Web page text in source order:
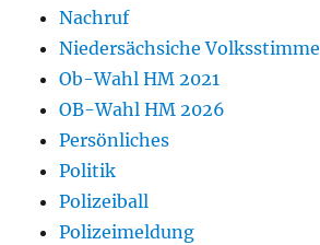
Nachruf
Niedersächsiche Volksstimme
Ob-Wahl HM 2021
OB-Wahl HM 2026
Persönliches
Politik
Polizeiball
Polizeimeldung